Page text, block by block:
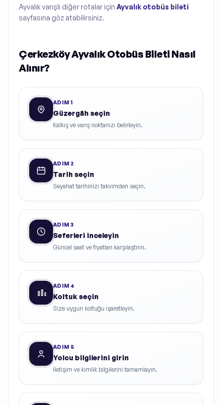
Ayvalık varışlı diğer rotalar için Ayvalık otobüs bileti
sayfasına göz atabilirsiniz.
Çerkezköy Ayvalık Otobüs Bileti Nasıl
Alınır?
ADIM1
Güzergâh seçin
Kalkış ve varış noktanızı belirleyin.
ADIM 2
Tarih seçin
Seyahat tarihinizi takvimden seçin.
ADIM3
Seferleri inceleyin
Güncel saat ve fiyatları karşılaştırın.
ADIM 4
Koltuk seçin
Size uygun koltuğu işaretleyin.
ADIM 5
Yolcu bilgilerini girin
İletişim ve kimlik bilgilerini tamamlayın.